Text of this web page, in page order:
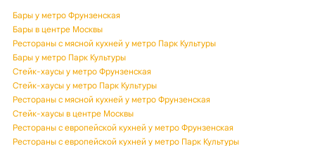
Бары у метро Фрунзенская
Бары в центре Москвы
Рестораны с мясной кухней у метро Парк Культуры
Бары у метро Парк Культуры
Стейк-хаусы у метро Фрунзенская
Стейк-хаусы у метро Парк Культуры
Рестораны с мясной кухней у метро Фрунзенская
Стейк-хаусы в центре Москвы
Рестораны с европейской кухней у метро Фрунзенская
Рестораны с европейской кухней у метро Парк Культуры